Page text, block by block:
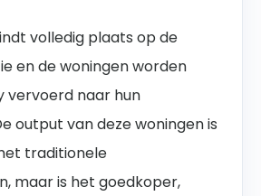
volledig plaats op de
en de woningen worden
vervoerd naar hun
output van deze woningen is
traditionele
maar is het goedkoper,